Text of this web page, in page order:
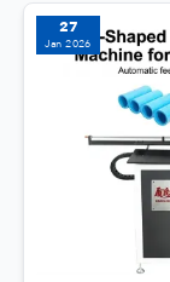
27
Jan 2026